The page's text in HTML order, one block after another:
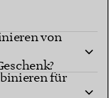
von
für